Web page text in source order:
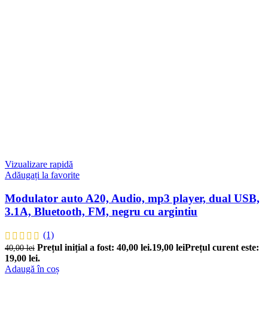
Vizualizare rapidă
Adăugați la favorite
Modulator auto A20, Audio, mp3 player, dual USB,
3.1A, Bluetooth, FM, negru cu argintiu
(1)
40,00lei Prețul inițial a fost: 40,00 lei.19,00 leiPrețul curent este:
19,00 lei.
Adaugă în coș